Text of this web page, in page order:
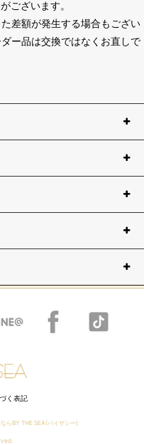
ございます。
差額が発生する場合もござい
ー品は交換ではなくお直しで
く表記
らBY THE SEA(バイザシー)